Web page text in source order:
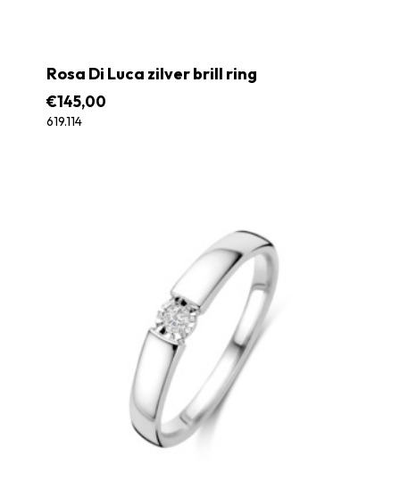
Rosa Di Luca zilver brill ring
€145,00
619.114